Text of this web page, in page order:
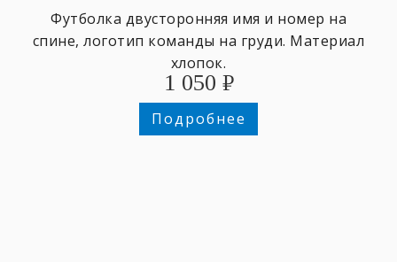
Футболка двусторонняя имя и номер на
спине, логотип команды на груди. Материал
хлопок.
1 050 ₽
Подробнее